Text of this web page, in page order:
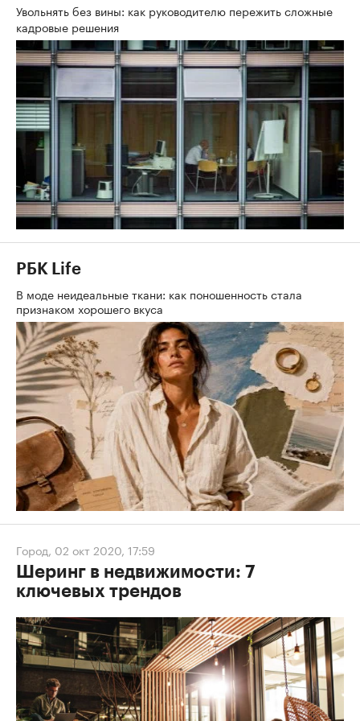
Увольнять без вины: как руководителю пережить сложные
кадровые решения
РБК Life
В моде неидеальные ткани: как поношенность стала
признаком хорошего вкуса
Город, 02 окт 2020, 17:59
Шеринг в недвижимости: 7
ключевых трендов